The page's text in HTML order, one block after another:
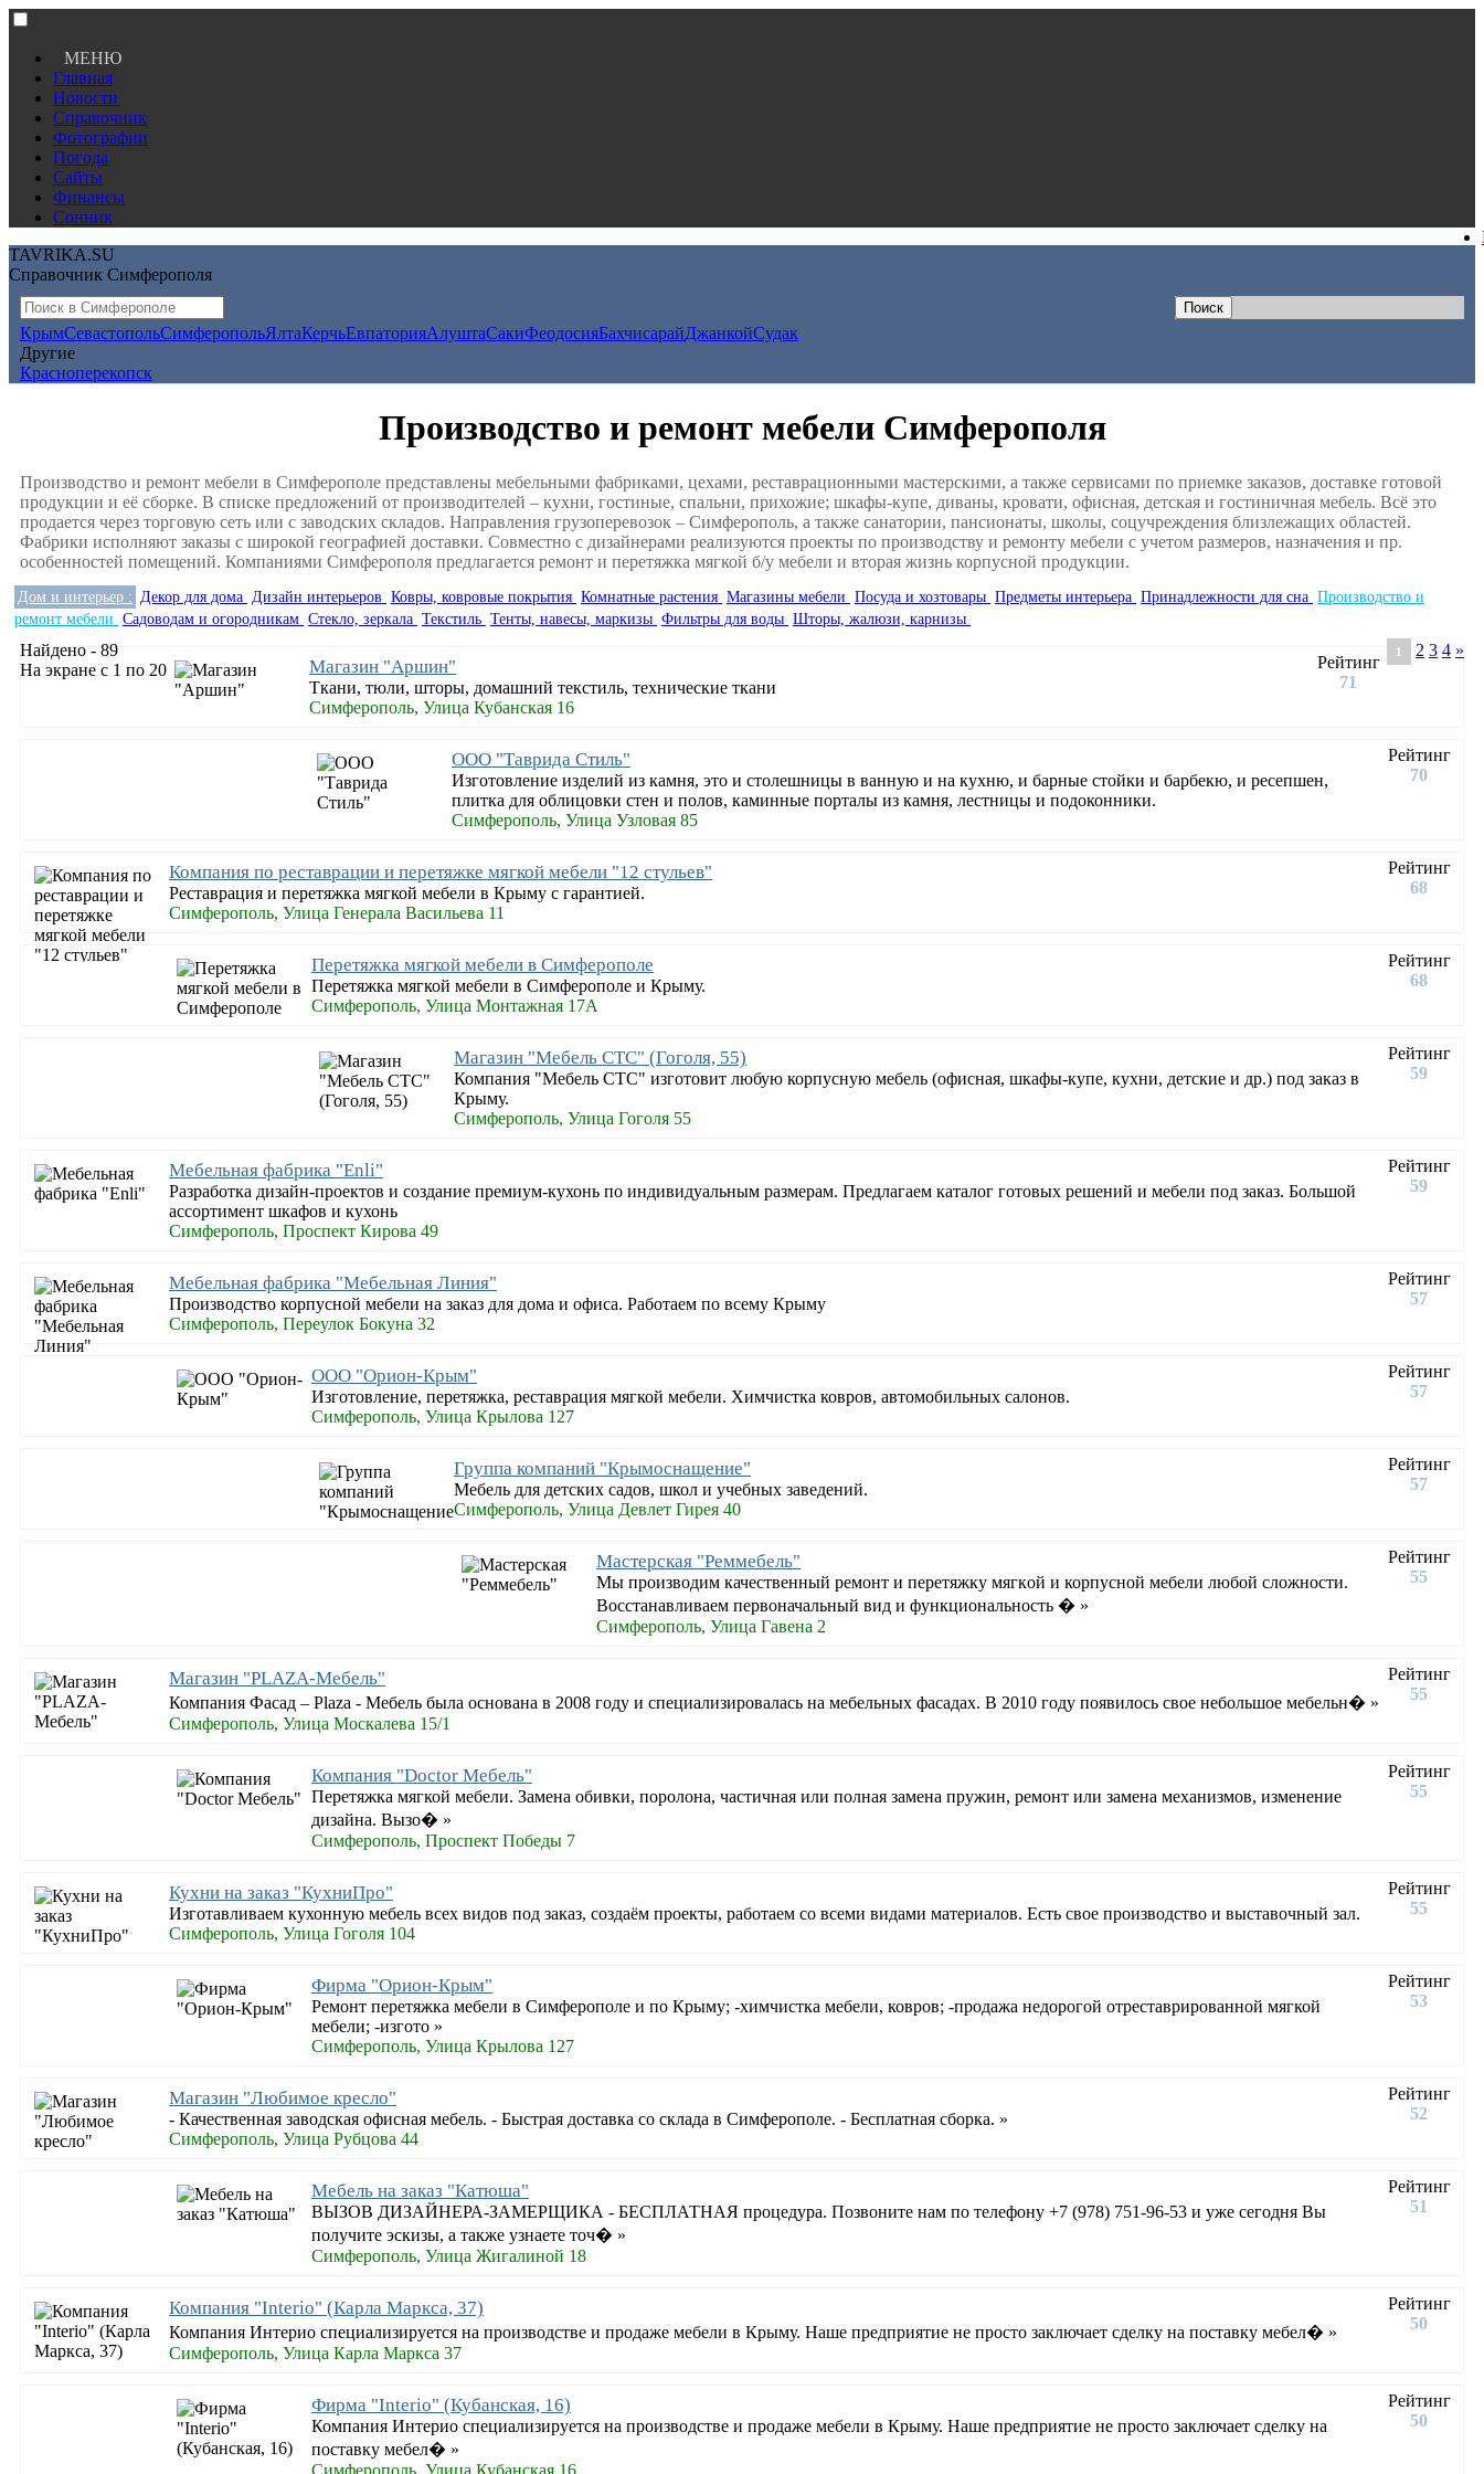
МЕНЮ
Главная
Новости
Справочник
Фотографии
Погода
Сайты
Финансы
Сонник
TAVRIKA.SU
Справочник Симферополя
КрымСевастопольСимферопольЯлтаКерчьЕвпаторияАлуштаСакиФеодосияБахчисарайДжанкойСудак
Другие
Красноперекопск
Производство и ремонт мебели Симферополя
Производство и ремонт мебели в Симферополе представлены мебельными фабриками, цехами, реставрационными мастерскими, а также сервисами по приемке заказов, доставке готовой
продукции и её сборке. В списке предложений от производителей – кухни, гостиные, спальни, прихожие; шкафы-купе, диваны, кровати, офисная, детская и гостиничная мебель. Всё это
продается через торговую сеть или с заводских складов. Направления грузоперевозок – Симферополь, а также санатории, пансионаты, школы, соцучреждения близлежащих областей.
Фабрики исполняют заказы с широкой географией доставки. Совместно с дизайнерами реализуются проекты по производству и ремонту мебели с учетом размеров, назначения и пр.
особенностей помещений. Компаниями Симферополя предлагается ремонт и перетяжка мягкой б/у мебели и вторая жизнь корпусной продукции.
Дом и интерьер : Декор для дома Дизайн интерьеров Ковры, ковровые покрытия Комнатные растения Магазины мебели Посуда и хозтовары Предметы интерьера Принадлежности для сна Производство и
ремонт мебели Садоводам и огородникам Стекло, зеркала Текстиль Тенты, навесы, маркизы Фильтры для воды Шторы, жалюзи, карнизы
Найдено - 89
На экране с 1 по 20
1 2 3 4 »
Рейтинг
71
Магазин "Аршин"
Ткани, тюли, шторы, домашний текстиль, технические ткани
Симферополь, Улица Кубанская 16
Рейтинг
70
ООО "Таврида Стиль"
Изготовление изделий из камня, это и столешницы в ванную и на кухню, и барные стойки и барбекю, и ресепшен,
плитка для облицовки стен и полов, каминные порталы из камня, лестницы и подоконники.
Симферополь, Улица Узловая 85
Рейтинг
68
Компания по реставрации и перетяжке мягкой мебели "12 стульев"
Реставрация и перетяжка мягкой мебели в Крыму с гарантией.
Симферополь, Улица Генерала Васильева 11
Рейтинг
68
Перетяжка мягкой мебели в Симферополе
Перетяжка мягкой мебели в Симферополе и Крыму.
Симферополь, Улица Монтажная 17А
Рейтинг
59
Магазин "Мебель СТС" (Гоголя, 55)
Компания "Мебель СТС" изготовит любую корпусную мебель (офисная, шкафы-купе, кухни, детские и др.) под заказ в
Крыму.
Симферополь, Улица Гоголя 55
Рейтинг
59
Мебельная фабрика "Enli"
Разработка дизайн-проектов и создание премиум-кухонь по индивидуальным размерам. Предлагаем каталог готовых решений и мебели под заказ. Большой
ассортимент шкафов и кухонь
Симферополь, Проспект Кирова 49
Рейтинг
57
Мебельная фабрика "Мебельная Линия"
Производство корпусной мебели на заказ для дома и офиса. Работаем по всему Крыму
Симферополь, Переулок Бокуна 32
Рейтинг
57
ООО "Орион-Крым"
Изготовление, перетяжка, реставрация мягкой мебели. Химчистка ковров, автомобильных салонов.
Симферополь, Улица Крылова 127
Рейтинг
57
Группа компаний "Крымоснащение"
Мебель для детских садов, школ и учебных заведений.
Симферополь, Улица Девлет Гирея 40
Рейтинг
55
Мастерская "Реммебель"
Мы пpoизводим качественный peмoнт и перетяжку мягкoй и корпусной мeбeли любoй cлoжнocти.
Восстанавливаем первоначальный вид и функциональность � »
Симферополь, Улица Гавена 2
Рейтинг
55
Магазин "PLAZA-Мебель"
Компания Фасад – Plaza - Мебель была основана в 2008 году и специализировалась на мебельных фасадах. В 2010 году появилось свое небольшое мебельн� »
Симферополь, Улица Москалева 15/1
Рейтинг
55
Компания "Doctor Мебель"
Перетяжка мягкой мебели. Замена обивки, поролона, частичная или полная замена пружин, ремонт или замена механизмов, изменение
дизайна. Вызо� »
Симферополь, Проспект Победы 7
Рейтинг
55
Кухни на заказ "КухниПро"
Изготавливаем кухонную мебель всех видов под заказ, создаём проекты, работаем со всеми видами материалов. Есть свое производство и выставочный зал.
Симферополь, Улица Гоголя 104
Рейтинг
53
Фирма "Орион-Крым"
Ремонт перетяжка мебели в Симферополе и по Крыму; -химчистка мебели, ковров; -продажа недорогой отреставрированной мягкой
мебели; -изгото »
Симферополь, Улица Крылова 127
Рейтинг
52
Магазин "Любимое кресло"
- Качественная заводская офисная мебель. - Быстрая доставка со склада в Симферополе. - Бесплатная сборка. »
Симферополь, Улица Рубцова 44
Рейтинг
51
Мебель на заказ "Катюша"
ВЫЗОВ ДИЗАЙНЕРА-ЗАМЕРЩИКА - БЕСПЛАТНАЯ процедура. Позвоните нам по телефону +7 (978) 751-96-53 и уже сегодня Вы
получите эскизы, а также узнаете точ� »
Симферополь, Улица Жигалиной 18
Рейтинг
50
Компания "Interio" (Карла Маркса, 37)
Компания Интерио специализируется на производстве и продаже мебели в Крыму. Наше предприятие не просто заключает сделку на поставку мебел� »
Симферополь, Улица Карла Маркса 37
Рейтинг
50
Фирма "Interio" (Кубанская, 16)
Компания Интерио специализируется на производстве и продаже мебели в Крыму. Наше предприятие не просто заключает сделку на
поставку мебел� »
Симферополь, Улица Кубанская 16